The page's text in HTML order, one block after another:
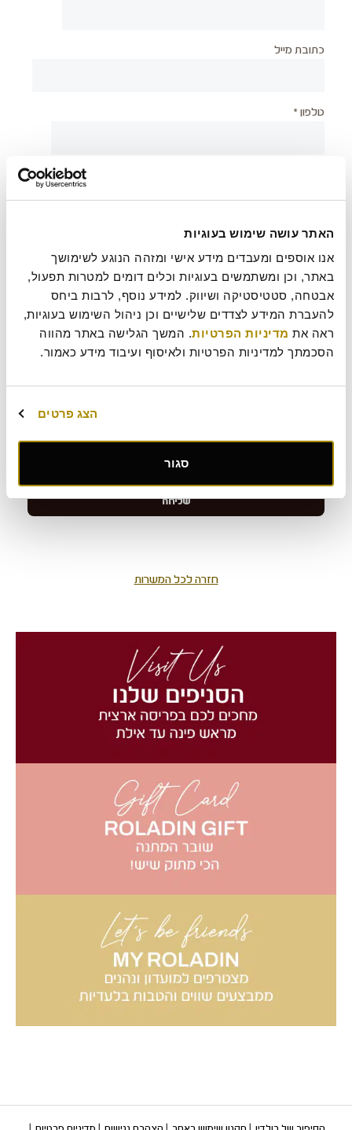
האתר עושה שימוש בעוגיות
ראה את מדיניות הפרטיות
הסכמתך למדיניות הפרטיות ולאיסוף ועיבוד מידע כאמור.
הצג פרטים
סגור
כתובת מייל
טלפון *
צירוף קובץ
בעת שליחת טופס זה אני מאשר/ת כי קראתי אתמדיניות
הפרטיותשל רולדין
?
חזרה לכל המשרות